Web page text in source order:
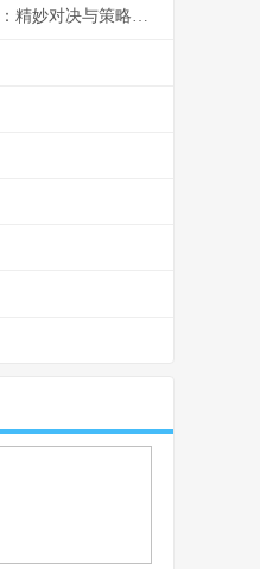
第八届王者荣耀总决赛全面解析：精妙对决与策略运用